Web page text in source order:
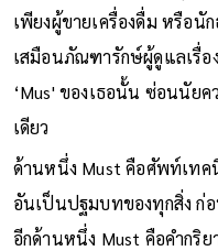
เพียงผู้ขายเครื่องดื่ม หรือนั
เสมือนภัณฑารักษ์ผู้ดูแลเรื่อ
‘Mus' ของเธอนั้น ซ่อนนัย
เดียว
ด้านหนึ่ง Must คือศัพท์เทค
อันเป็นปฐมบทของทุกสิ่ง ก่
อีกด้านหนึ่ง Must คือคำกริย